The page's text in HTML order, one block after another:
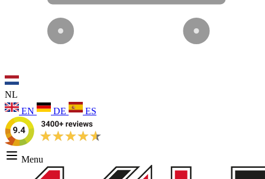
NL
EN
DE ES
Menu